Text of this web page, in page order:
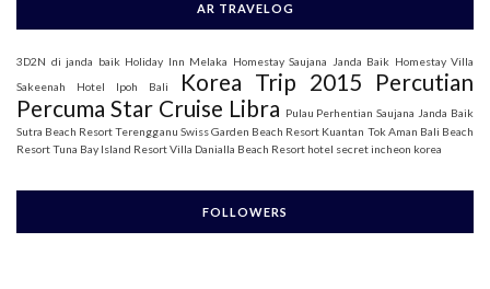
AR TRAVELOG
3D2N di janda baik Holiday Inn Melaka Homestay Saujana Janda Baik Homestay Villa
Sakeenah
Hotel Ipoh Bali Korea Trip 2015 Percutian
Percuma Star Cruise Libra Pulau Perhentian Saujana Janda Baik
Sutra Beach Resort Terengganu Swiss Garden Beach Resort Kuantan Tok Aman Bali Beach
ResortTuna Bay Island ResortVilla Danialla Beach Resort hotel secret incheon korea
FOLLOWERS